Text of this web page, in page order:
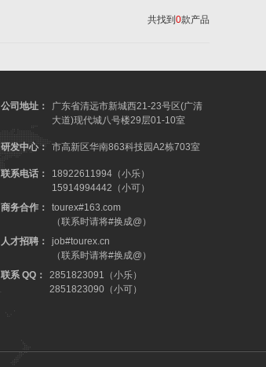
共找到 0款产品
公司地址：
广东省清远市新城西21-23号区(广清
大道)现代城八号楼29层01-10室
研发中心： 市高新区华南863科技园A2栋703室
联系电话：
18922611994（小乐）
15914994442（小可）
商务合作：
tourex#163.com
（联系时请将#换成@）
人才招聘：
job#tourex.cn
（联系时请将#换成@）
联系 QQ：
2851823091（小乐）
2851823090（小可）